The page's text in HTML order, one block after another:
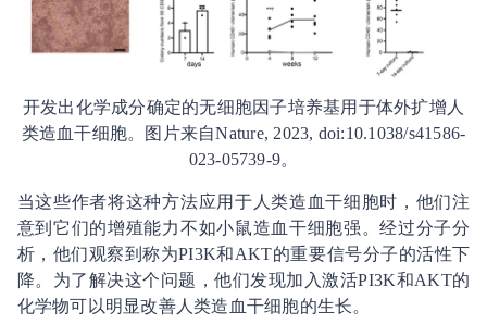
开发出化学成分确定的无细胞因子培养基用于体外扩增人
类造血干细胞。图片来自Nature, 2023, doi:10.1038/s41586-
023-05739-9。
当这些作者将这种方法应用于人类造血干细胞时，他们注
意到它们的增殖能力不如小鼠造血干细胞强。经过分子分
析，他们观察到称为PI3K和AKT的重要信号分子的活性下
降。为了解决这个问题，他们发现加入激活PI3K和AKT的
化学物可以明显改善人类造血干细胞的生长。